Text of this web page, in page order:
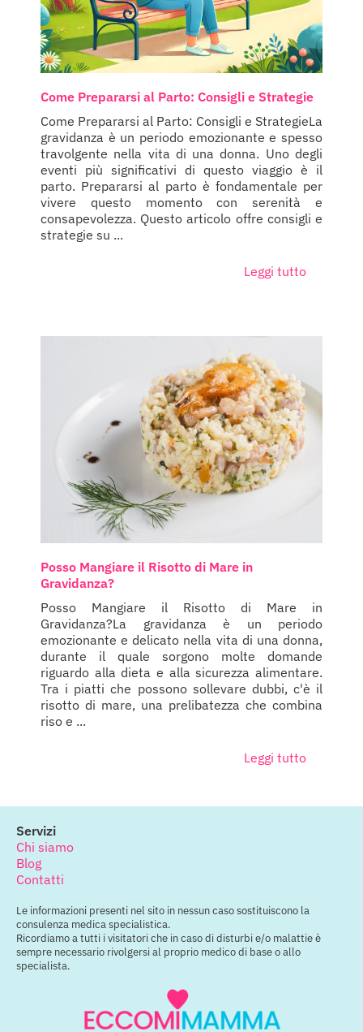
Come Prepararsi al Parto: Consigli e Strategie
Come Prepararsi al Parto: Consigli e StrategieLa
gravidanza è un periodo emozionante e spesso
travolgente nella vita di una donna. Uno degli
eventi più significativi di questo viaggio è il
parto. Prepararsi al parto è fondamentale per
vivere questo momento con serenità e
consapevolezza. Questo articolo offre consigli e
strategie su ...
Leggi tutto
Posso Mangiare il Risotto di Mare in
Gravidanza?
Posso Mangiare il Risotto di Mare in
Gravidanza?La gravidanza è un periodo
emozionante e delicato nella vita di una donna,
durante il quale sorgono molte domande
riguardo alla dieta e alla sicurezza alimentare.
Tra i piatti che possono sollevare dubbi, c'è il
risotto di mare, una prelibatezza che combina
riso e ...
Leggi tutto
Servizi
Chi siamo
Blog
Contatti
Le informazioni presenti nel sito in nessun caso sostituiscono la
consulenza medica specialistica.
Ricordiamo a tutti i visitatori che in caso di disturbi e/o malattie è
sempre necessario rivolgersi al proprio medico di base o allo
specialista.